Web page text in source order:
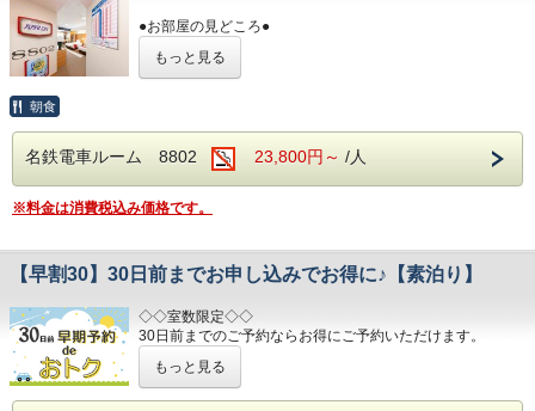
④名鉄資料館より借用した貴重なグッズを多数展示
しみ♪
あらかじめご了承の程宜しくお願い致します。
●電車ルームからの眺めはこちら！！
●お部屋の見どころ●
往年の人気車両パノラマDXのヘッドマークと車両番号を
設置しました
取り外したマスターコントローラー、制動弁ブレーキ、シ
お部屋に設置しました。
※※模擬運転台と走行動画は連動して動作しませ
③本物の座席シートを設置
NEWパノラマDXシートを設置、窓からはトレインビュー
④名鉄資料館より借用した貴重なグッズを多数展示
どんなものが展示がされてあるかは、宿泊してからのお楽
しみ♪
※貴重な資料等を展示してありますので、チェック
もっと見る
朝食
名鉄電車ルーム 8802 23,800円～ /人
※料金は消費税込み価格です。
【早割30】30日前までお申し込みでお得に♪【素泊り】
◇◇室数限定◇◇
30日前までのご予約ならお得にご予約いただけます。
☆先のご予定がお決まりのお客様には断然オトク☆
もっと見る